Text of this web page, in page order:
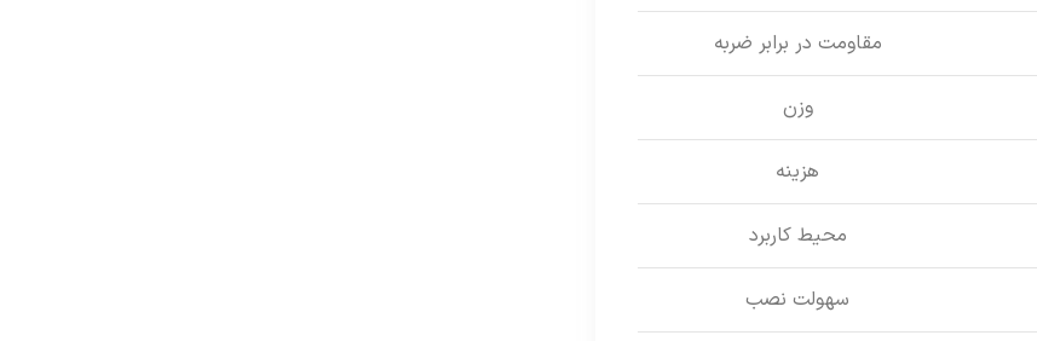
مقاومت در برابر ضربه
وزن
هزینه
محیط کاربرد
سهولت نصب